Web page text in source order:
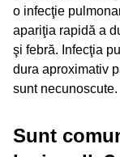
o infecţie
apariţia rapidă a
şi febră. Infecţia
dura aproximativ
sunt necunoscute.
Sunt